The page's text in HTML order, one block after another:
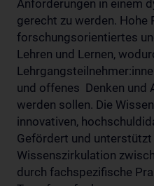
Anforderungen in einem
gerecht zu werden. Hohe
forschungsorientiertes
Lehren und Lernen,
und offenes Denken und
werden sollen. Die
innovativen,
Gefördert und
Wissenszirkulation
durch fachspezifische